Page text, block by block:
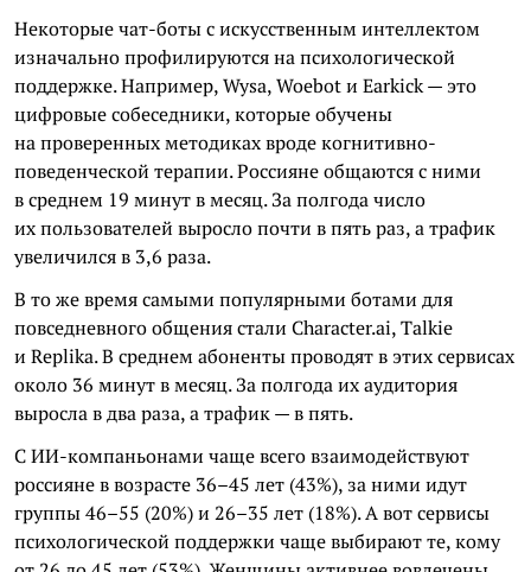
Некоторые чат-боты с искусственным интеллектом
изначально профилируются на психологической
поддержке. Например, Wysa, Woebot и Earkick — это
цифровые собеседники, которые обучены
на проверенных методиках вроде когнитивно-
поведенческой терапии. Россияне общаются с ними
в среднем 19 минут в месяц. За полгода число
их пользователей выросло почти в пять раз, а трафик
увеличился в 3,6 раза.
В то же время самыми популярными ботами для
повседневного общения стали Character.ai, Talkie
и Replika. В среднем абоненты проводят в этих сервисах
около 36 минут в месяц. За полгода их аудитория
выросла в два раза, а трафик — в пять.
С ИИ-компаньонами чаще всего взаимодействуют
россияне в возрасте 36–45 лет (43%), за ними идут
группы 46–55 (20%) и 26–35 лет (18%). А вот сервисы
психологической поддержки чаще выбирают те, кому